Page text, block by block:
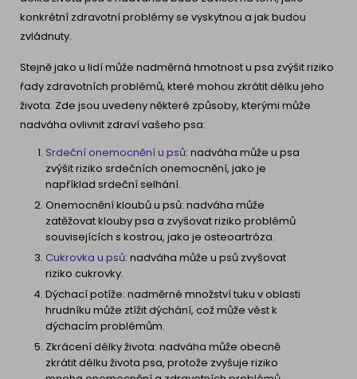
konkrétní zdravotní problémy se vyskytnou a jak budou
zvládnuty.
Stejně jako u lidí může nadměrná hmotnost u psa zvýšit riziko
řady zdravotních problémů, které mohou zkrátit délku jeho
života. Zde jsou uvedeny některé způsoby, kterými může
nadváha ovlivnit zdraví vašeho psa:
Srdeční onemocnění u psů: nadváha může u psa
zvýšit riziko srdečních onemocnění, jako je
například srdeční selhání.
Onemocnění kloubů u psů: nadváha může
zatěžovat klouby psa a zvyšovat riziko problémů
souvisejících s kostrou, jako je osteoartróza.
Cukrovka u psů: nadváha může u psů zvyšovat
riziko cukrovky.
Dýchací potíže: nadměrné množství tuku v oblasti
hrudníku může ztížit dýchání, což může vést k
dýchacím problémům.
Zkrácení délky života: nadváha může obecně
zkrátit délku života psa, protože zvyšuje riziko